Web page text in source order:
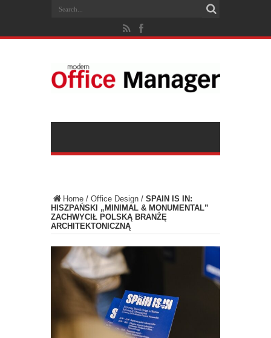
Home / Office Design / SPAIN IS IN:
HISZPAŃSKI „MINIMAL & MONUMENTAL”
ZACHWYCIŁ POLSKĄ BRANŻĘ
ARCHITEKTONICZNĄ